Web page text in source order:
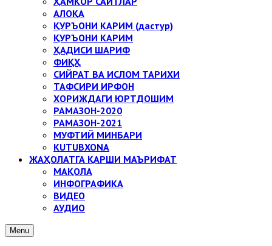
АЛОҚА
ҚУРЪОНИ КАРИМ (дастур)
ҚУРЪОНИ КАРИМ
ҲАДИСИ ШАРИФ
ФИҚҲ
СИЙРАТ ВА ИСЛОМ ТАРИХИ
ТАФСИРИ ИРФОН
ХОРИЖДАГИ ЮРТДОШИМ
РАМАЗОН-2020
РАМАЗОН-2021
МУФТИЙ МИНБАРИ
KUTUBXONA
ЖАҲОЛАТГА ҚАРШИ МАЪРИФАТ
МАҚОЛА
ИНФОГРАФИКА
ВИДЕО
АУДИО
Menu